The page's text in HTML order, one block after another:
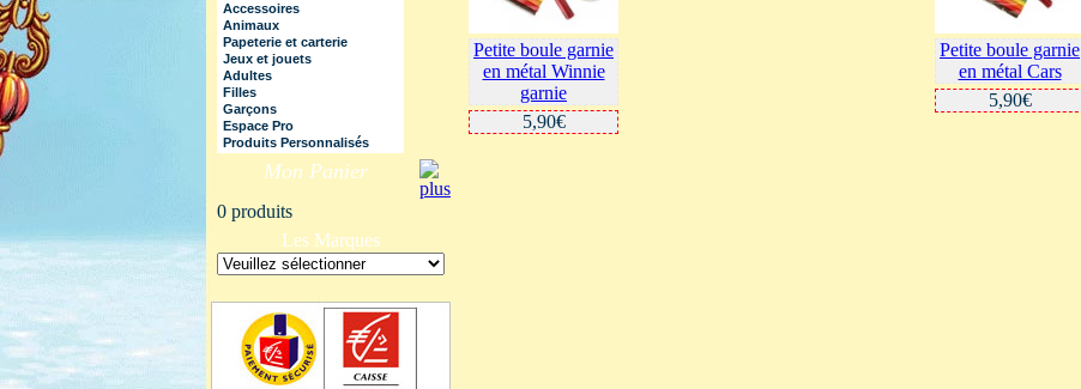
Accessoires
Animaux
Papeterie et carterie
Jeux et jouets
Adultes
Filles
Garçons
Espace Pro
Produits Personnalisés
Mon Panier
0 produits
Les Marques
Petite boule garnie
en métal Winnie
garnie
5,90€
Petite boule garnie
en métal Cars
5,90€